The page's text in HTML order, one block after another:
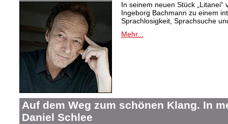
In seinem neuen Stück
Ingeborg Bachmann zu einem
Sprachlosigkeit, Sprachsuche
Mehr...
Auf dem Weg zum schönen Klang. In
Daniel Schlee